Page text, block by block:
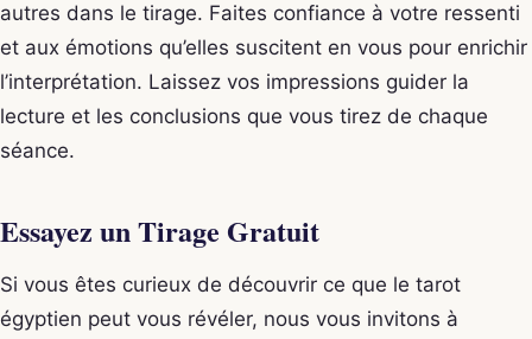
autres dans le tirage. Faites confiance à votre ressenti
et aux émotions qu’elles suscitent en vous pour enrichir
l’interprétation. Laissez vos impressions guider la
lecture et les conclusions que vous tirez de chaque
séance.
Essayez un Tirage Gratuit
Si vous êtes curieux de découvrir ce que le tarot
égyptien peut vous révéler, nous vous invitons à